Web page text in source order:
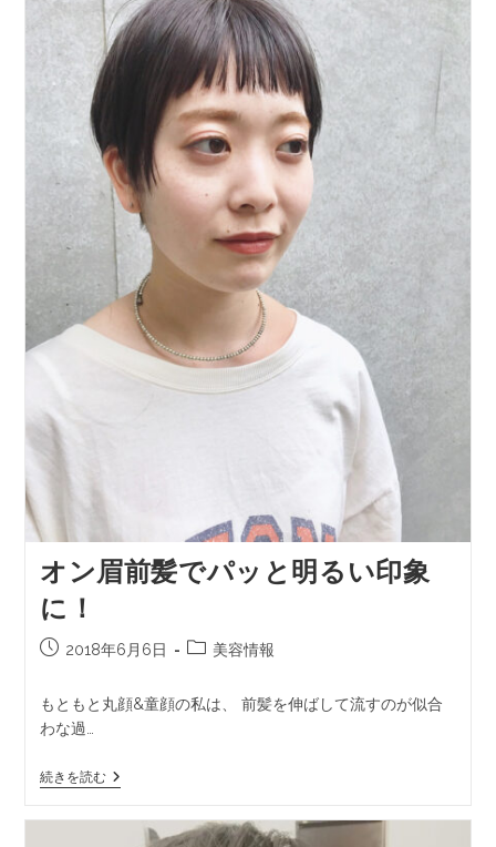
オン眉前髪でパッと明るい印象
に！
2018年6月6日 美容情報
もともと丸顔&童顔の私は、 前髪を伸ばして流すのが似合
わな過…
続きを読む